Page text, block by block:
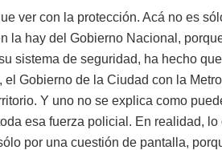
ver con la protección. Acá no es
la hay del Gobierno Nacional,
sistema de seguridad, ha hecho
el Gobierno de la Ciudad con la
Y uno no se explica como
esa fuerza policial. En realidad,
por una cuestión de pantalla,